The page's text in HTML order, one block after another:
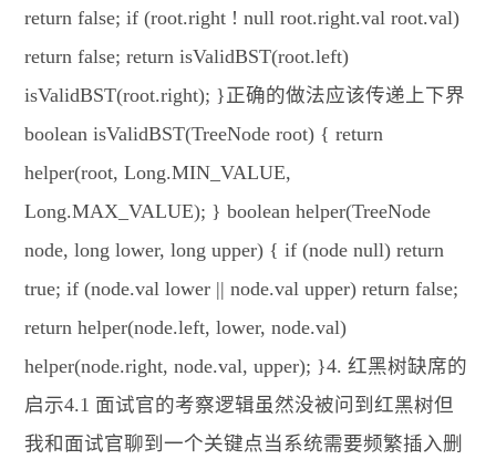
return false; if (root.right ! null root.right.val root.val)
return false; return isValidBST(root.left)
isValidBST(root.right); }正确的做法应该传递上下界
boolean isValidBST(TreeNode root) { return
helper(root, Long.MIN_VALUE,
Long.MAX_VALUE); } boolean helper(TreeNode
node, long lower, long upper) { if (node null) return
true; if (node.val lower || node.val upper) return false;
return helper(node.left, lower, node.val)
helper(node.right, node.val, upper); }4. 红黑树缺席的
启示4.1 面试官的考察逻辑虽然没被问到红黑树但
我和面试官聊到一个关键点当系统需要频繁插入删